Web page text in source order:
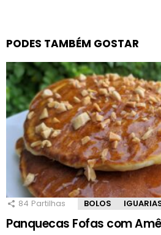
PODES TAMBÉM GOSTAR
84 Partilhas BOLOS
Panquecas Fofas com